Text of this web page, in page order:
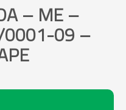
– ME –
0001-09 –